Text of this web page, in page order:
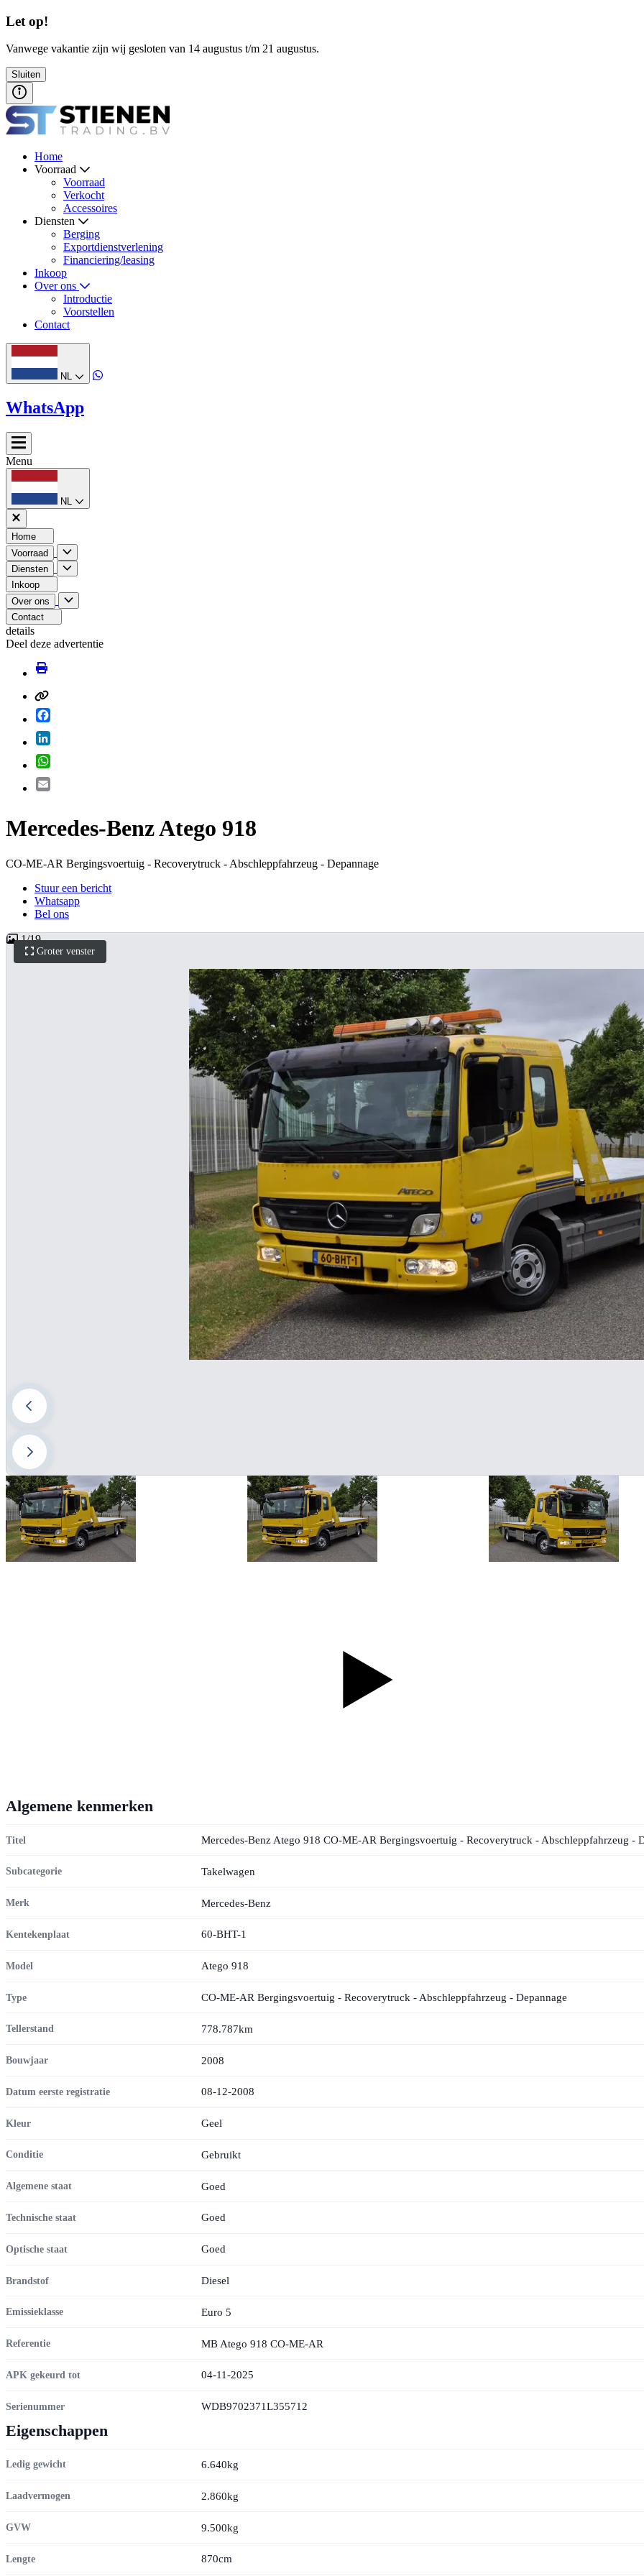
Let op!
Vanwege vakantie zijn wij gesloten van 14 augustus t/m 21 augustus.
Sluiten
Home
Voorraad
Voorraad
Verkocht
Accessoires
Diensten
Berging
Exportdienstverlening
Financiering/leasing
Inkoop
Over ons
Introductie
Voorstellen
Contact
NL
WhatsApp
Menu
NL
Home
Voorraad
Diensten
Inkoop
Over ons
Contact
details
Deel deze advertentie
Mercedes-Benz Atego 918
CO-ME-AR Bergingsvoertuig - Recoverytruck - Abschleppfahrzeug - Depannage
Stuur een bericht
Whatsapp
Bel ons
Groter venster
1/19
Algemene kenmerken
Titel Mercedes-Benz Atego 918 CO-ME-AR Bergingsvoertuig - Recoverytruck - Abschleppfahrzeug -
Subcategorie Takelwagen
Merk Mercedes-Benz
Kentekenplaat 60-BHT-1
Model Atego 918
Type CO-ME-AR Bergingsvoertuig - Recoverytruck - Abschleppfahrzeug - Depannage
Tellerstand 778.787km
Bouwjaar 2008
Datum eerste registratie 08-12-2008
Kleur Geel
Conditie Gebruikt
Algemene staat Goed
Technische staat Goed
Optische staat Goed
Brandstof Diesel
Emissieklasse Euro 5
Referentie MB Atego 918 CO-ME-AR
APK gekeurd tot 04-11-2025
Serienummer WDB9702371L355712
Eigenschappen
Ledig gewicht 6.640kg
Laadvermogen 2.860kg
GVW 9.500kg
Lengte 870cm